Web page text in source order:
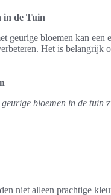
in de Tuin
geurige bloemen kan een
Het is belangrijk
geurige bloemen in de tuin
niet alleen prachtige